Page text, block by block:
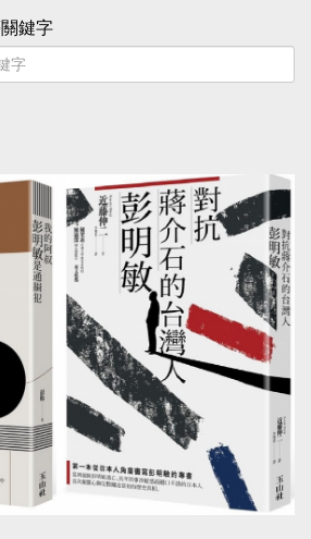
二二八事件七十週年前夕，必
物之一， 他是湯德章。 作者簡介
Kadota 1958年生於日本高知
部畢業。日本知名報導文學作
歷史、社會事件、災難、司
同領域，其中包括許多與台灣
本博》一書獲得第十九屆「山田
《給甲子園的遺言》、《與絕望
3300個日子》、《康子19歲：戰
太平洋戰爭：最後的證詞》、等
中，《為義捐命：拯救台灣的日
、《與絕望奮鬥：本村洋的
《見過死亡深淵的人：福島核電
紀實》三書已在台灣翻譯出版。
現在的台灣，那麼就絕對不能遺
四七年二月二十八日發生的二二
第二次世界大戰中戰敗，結束了
治，撤離了台灣。之後統治台灣
民國的國民黨。然而，蔣介石率
，卻將台灣至今建立起的秩序破
鍵字